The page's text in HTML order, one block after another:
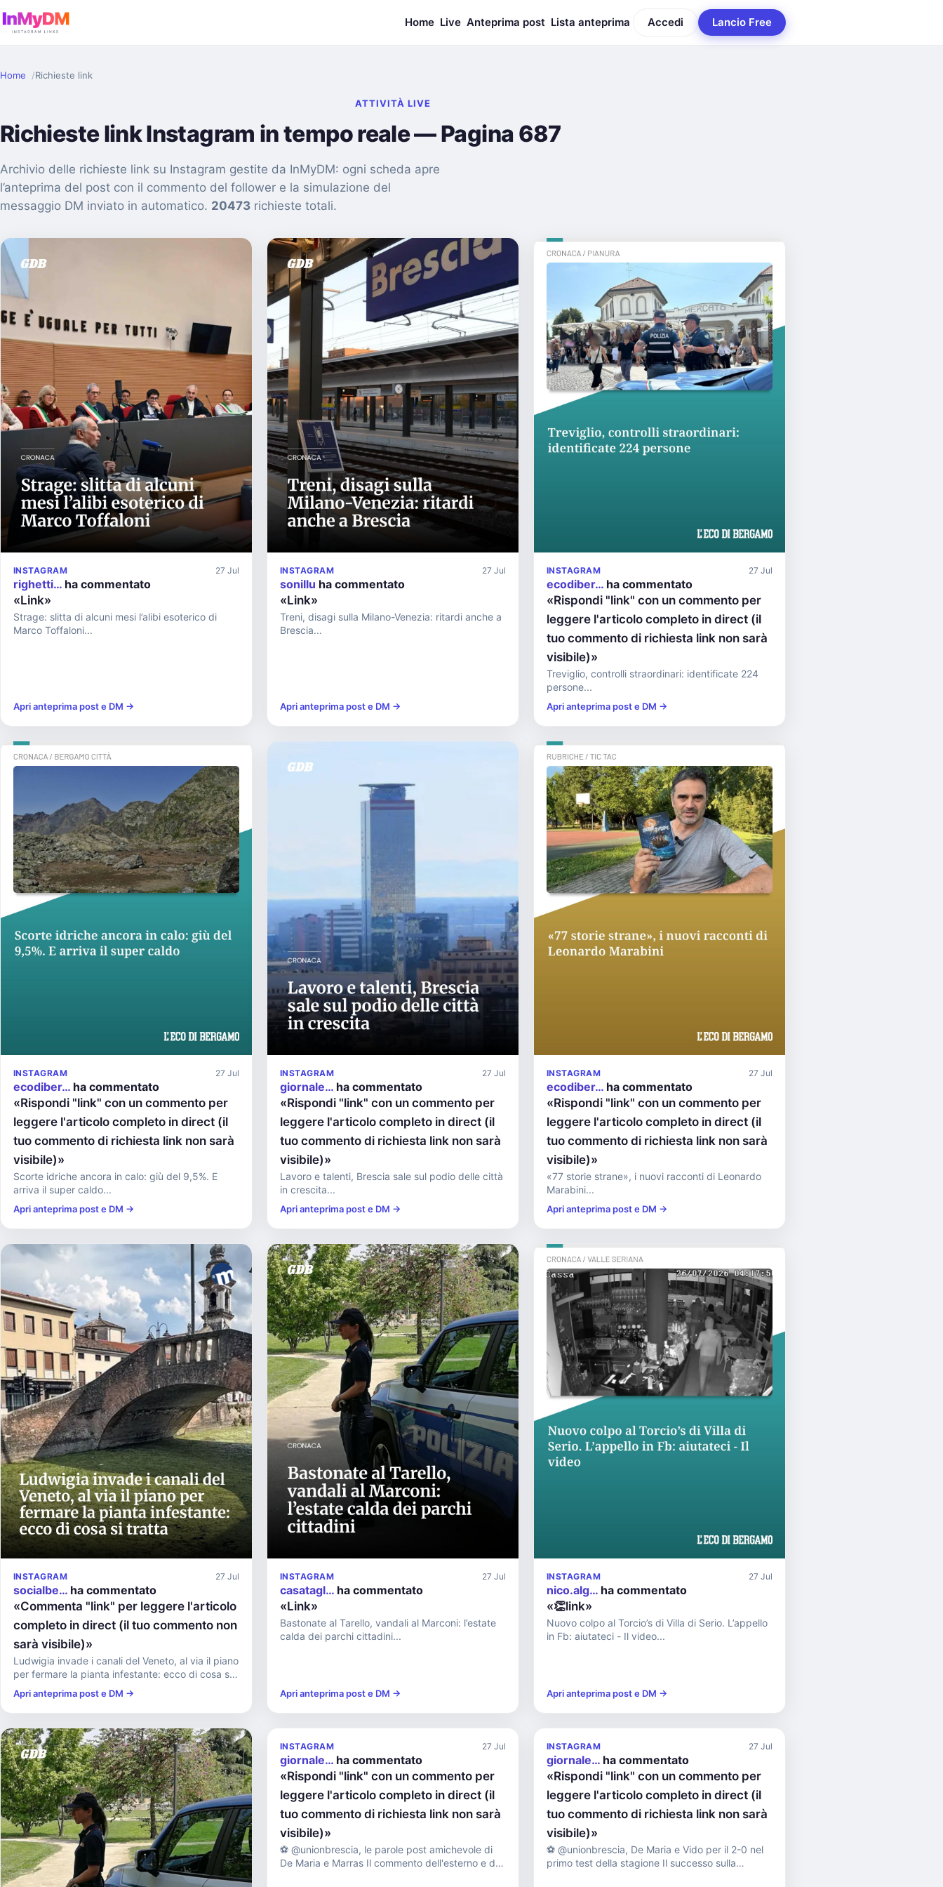
Home Live Anteprima post Lista anteprima Accedi Lancio Free
Home Richieste link
ATTIVITÀ LIVE
Richieste link Instagram in tempo reale — Pagina 687
Archivio delle richieste link su Instagram gestite da InMyDM: ogni scheda apre
l’anteprima del post con il commento del follower e la simulazione del
messaggio DM inviato in automatico. 20473 richieste totali.
INSTAGRAM 27 Jul
righetti… ha commentato
«Link»
Strage: slitta di alcuni mesi l’alibi esoterico di
Marco Toffaloni...
Apri anteprima post e DM →
INSTAGRAM 27 Jul
sonillu ha commentato
«Link»
Treni, disagi sulla Milano-Venezia: ritardi anche a
Brescia...
Apri anteprima post e DM →
INSTAGRAM 27 Jul
ecodiber… ha commentato
«Rispondi "link" con un commento per
leggere l'articolo completo in direct (il
tuo commento di richiesta link non sarà
visibile)»
Treviglio, controlli straordinari: identificate 224
persone...
Apri anteprima post e DM →
INSTAGRAM 27 Jul
ecodiber… ha commentato
«Rispondi "link" con un commento per
leggere l'articolo completo in direct (il
tuo commento di richiesta link non sarà
visibile)»
Scorte idriche ancora in calo: giù del 9,5%. E
arriva il super caldo...
Apri anteprima post e DM →
INSTAGRAM 27 Jul
giornale… ha commentato
«Rispondi "link" con un commento per
leggere l'articolo completo in direct (il
tuo commento di richiesta link non sarà
visibile)»
Lavoro e talenti, Brescia sale sul podio delle città
in crescita...
Apri anteprima post e DM →
INSTAGRAM 27 Jul
ecodiber… ha commentato
«Rispondi "link" con un commento per
leggere l'articolo completo in direct (il
tuo commento di richiesta link non sarà
visibile)»
«77 storie strane», i nuovi racconti di Leonardo
Marabini...
Apri anteprima post e DM →
INSTAGRAM 27 Jul
socialbe… ha commentato
«Commenta "link" per leggere l'articolo
completo in direct (il tuo commento non
sarà visibile)»
Ludwigia invade i canali del Veneto, al via il piano
per fermare la pianta infestante: ecco di cosa si
tratta...
Apri anteprima post e DM →
INSTAGRAM 27 Jul
casatagl… ha commentato
«Link»
Bastonate al Tarello, vandali al Marconi: l’estate
calda dei parchi cittadini...
Apri anteprima post e DM →
INSTAGRAM 27 Jul
nico.alg… ha commentato
«👏link»
Nuovo colpo al Torcio’s di Villa di Serio. L’appello
in Fb: aiutateci - Il video...
Apri anteprima post e DM →
INSTAGRAM 27 Jul
giornale… ha commentato
«Rispondi "link" con un commento per
leggere l'articolo completo in direct (il
tuo commento di richiesta link non sarà
visibile)»
⚽️ @unionbrescia, le parole post amichevole di
De Maria e Marras Il commento dell'esterno e del
INSTAGRAM 27 Jul
giornale… ha commentato
«Rispondi "link" con un commento per
leggere l'articolo completo in direct (il
tuo commento di richiesta link non sarà
visibile)»
⚽️ @unionbrescia, De Maria e Vido per il 2-0 nel
primo test della stagione Il successo sulla